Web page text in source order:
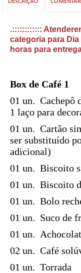
.::::::::::::
categoria para Dia
horas para
Box de Café 1
01 un. Cachepô
1 laço para
01 un. Cartão
ser substituído
adicional)
01 un. Biscoito
01 un. Biscoito
01 un. Bolo
01 un. Suco de
01 un.
02 un. Café
01 un. Torrada